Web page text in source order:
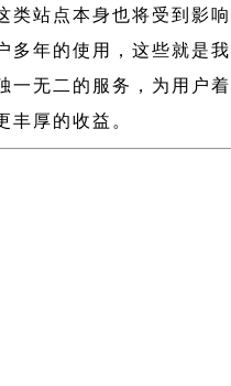
站点本身也将受到影响
年的使用，这些就是
无二的服务，为用户
丰厚的收益。